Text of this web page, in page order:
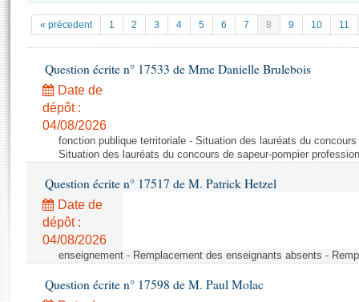
Projets de loi
Propositions de loi
Amendements
Textes adoptés
Rapports législatifs
Rapports sur l'application des lois
Baromètre de l’application des lois
Documents de référence
( Constitution | Règlement de l'Assemblée ... )
Histoire
Juniors
Anciennes législatures
La Bibliothèque
Contacts et plan d'accès
Photos libres de droit
« précedent 1 2 3 4 5 6 7 8 9 10 11
Question écrite n° 17533 de Mme Danielle Brulebois
Date de
dépôt :
04/08/2026
fonction publique territoriale - Situation des lauréats du
Situation des lauréats du concours de sapeur-pompier
Question écrite n° 17517 de M. Patrick Hetzel
Date de
dépôt :
04/08/2026
enseignement - Remplacement des enseignants absents -
Question écrite n° 17598 de M. Paul Molac